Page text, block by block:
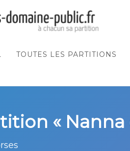
TOUTES LES PARTITIONS
«